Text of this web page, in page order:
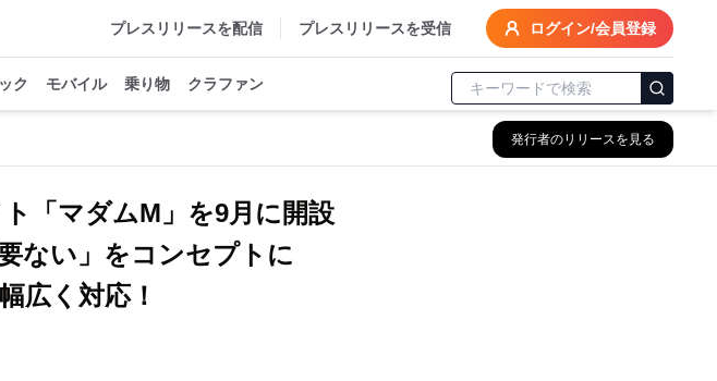
プレスリリースを配信 プレスリリースを受信 ログイン/会員登録
ク モバイル 乗り物 クラファン
発行者のリリースを見る
「マダムM」を9月に開設
ない」をコンセプトに
広く対応！